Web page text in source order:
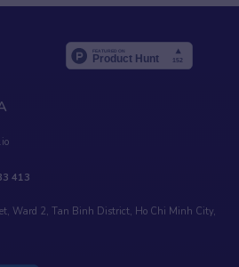
413
Ward 2, Tan Binh District, Ho Chi Minh City,